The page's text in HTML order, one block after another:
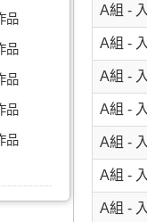
A組 -
A組 -
A組 -
A組 -
A組 -
A組 -
A組 -
品
品
品
品
品